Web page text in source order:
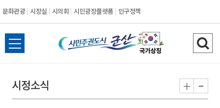
문화관광 시장실 시의회 시민광장플랫폼 인구정책
시
민
전
체
뉴
열
검
색
기
시정소식 + -